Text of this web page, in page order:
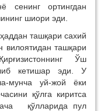
сенинг ортингдан
шиори эди.
ташқари сахий
вилоятидан ташқари
Ўш
кетишар эди. У
мунча уй-жой ёки
қўлга киритса
қўлларида пул